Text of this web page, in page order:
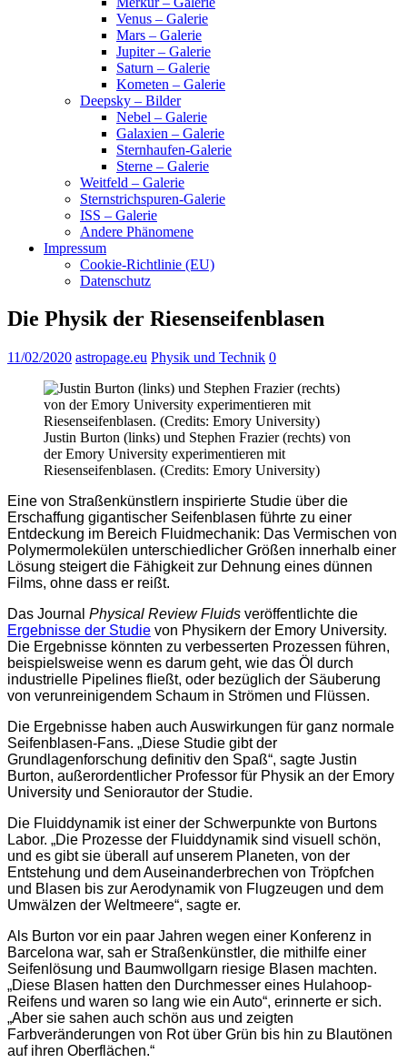
Venus – Galerie
Mars – Galerie
Jupiter – Galerie
Saturn – Galerie
Kometen – Galerie
Deepsky – Bilder
Nebel – Galerie
Galaxien – Galerie
Sternhaufen-Galerie
Sterne – Galerie
Weitfeld – Galerie
Sternstrichspuren-Galerie
ISS – Galerie
Andere Phänomene
Impressum
Cookie-Richtlinie (EU)
Datenschutz
Die Physik der Riesenseifenblasen
11/02/2020 astropage.eu Physik und Technik 0
Justin Burton (links) und Stephen Frazier (rechts) von
der Emory University experimentieren mit
Riesenseifenblasen. (Credits: Emory University)
Eine von Straßenkünstlern inspirierte Studie über die
Erschaffung gigantischer Seifenblasen führte zu einer
Entdeckung im Bereich Fluidmechanik: Das Vermischen von
Polymermolekülen unterschiedlicher Größen innerhalb einer
Lösung steigert die Fähigkeit zur Dehnung eines dünnen
Films, ohne dass er reißt.
Das Journal Physical Review Fluids veröffentlichte die
Ergebnisse der Studie von Physikern der Emory University.
Die Ergebnisse könnten zu verbesserten Prozessen führen,
beispielsweise wenn es darum geht, wie das Öl durch
industrielle Pipelines fließt, oder bezüglich der Säuberung
von verunreinigendem Schaum in Strömen und Flüssen.
Die Ergebnisse haben auch Auswirkungen für ganz normale
Seifenblasen-Fans. „Diese Studie gibt der
Grundlagenforschung definitiv den Spaß“, sagte Justin
Burton, außerordentlicher Professor für Physik an der Emory
University und Seniorautor der Studie.
Die Fluiddynamik ist einer der Schwerpunkte von Burtons
Labor. „Die Prozesse der Fluiddynamik sind visuell schön,
und es gibt sie überall auf unserem Planeten, von der
Entstehung und dem Auseinanderbrechen von Tröpfchen
und Blasen bis zur Aerodynamik von Flugzeugen und dem
Umwälzen der Weltmeere“, sagte er.
Als Burton vor ein paar Jahren wegen einer Konferenz in
Barcelona war, sah er Straßenkünstler, die mithilfe einer
Seifenlösung und Baumwollgarn riesige Blasen machten.
„Diese Blasen hatten den Durchmesser eines Hulahoop-
Reifens und waren so lang wie ein Auto“, erinnerte er sich.
„Aber sie sahen auch schön aus und zeigten
Farbveränderungen von Rot über Grün bis hin zu Blautönen
auf ihren Oberflächen.“